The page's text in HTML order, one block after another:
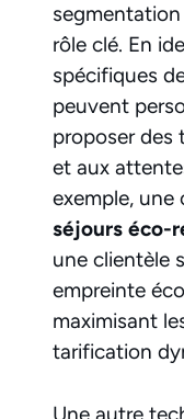
rôle clé. En
spécifiques
peuvent
proposer des
et aux
exemple, une
séjours éco-
une clientèle
empreinte
maximisant
tarification
Une autre